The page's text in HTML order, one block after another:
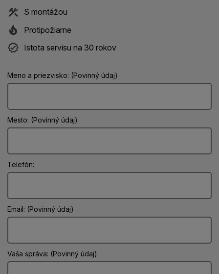
S montážou
Protipožiarne
Istota servisu na 30 rokov
Meno a priezvisko: (Povinný údaj)
Mesto: (Povinný údaj)
Telefón:
Email: (Povinný údaj)
Vaša správa: (Povinný údaj)